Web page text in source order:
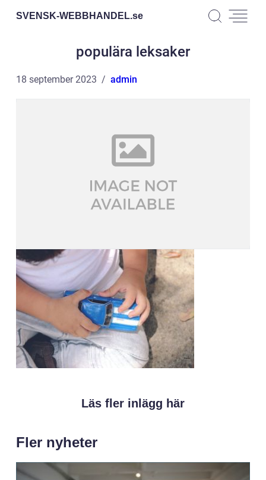
SVENSK-WEBBHANDEL.se
populära leksaker
18 september 2023 admin
Läs fler inlägg här
Fler nyheter